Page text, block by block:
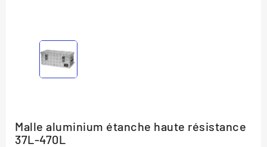
Malle aluminium étanche haute résistance
37L-470L